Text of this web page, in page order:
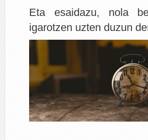
Eta esaidazu, nola
igarotzen uzten duzun